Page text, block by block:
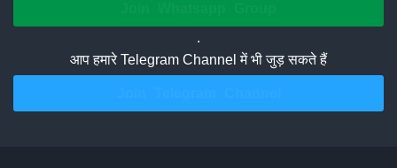
.
आप हमारे Telegram Channel में भी जुड़ सकते हैं